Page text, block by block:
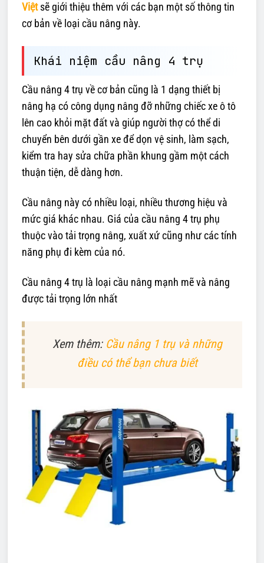
Việtsẽ giới thiệu thêm với các bạn một số thông tin
cơ bản về loại cầu nâng này.
Khái niệm cầu nâng 4 trụ
Cầu nâng 4 trụ về cơ bản cũng là 1 dạng thiết bị
nâng hạ có công dụng nâng đỡ những chiếc xe ô tô
lên cao khỏi mặt đất và giúp người thợ có thể di
chuyển bên dưới gần xe để dọn vệ sinh, làm sạch,
kiểm tra hay sửa chữa phần khung gầm một cách
thuận tiện, dễ dàng hơn.
Cầu nâng này có nhiều loại, nhiều thương hiệu và
mức giá khác nhau. Giá của cầu nâng 4 trụ phụ
thuộc vào tải trọng nâng, xuất xứ cũng như các tính
năng phụ đi kèm của nó.
Cầu nâng 4 trụ là loại cầu nâng mạnh mẽ và nâng
được tải trọng lớn nhất
Xem thêm: Cầu nâng 1 trụ và những
điều có thể bạn chưa biết